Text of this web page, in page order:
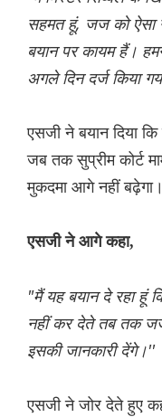
सहमत हूं, जज को ऐसा
बयान पर कायम हैं।
अगले दिन दर्ज किया
एसजी ने बयान दिया
जब तक सुप्रीम कोर्ट
मुकदमा आगे नहीं बढ़ेगा।
एसजी ने आगे कहा,
"मैं यह बयान दे रहा हूं
नहीं कर देते तब तक
इसकी जानकारी देंगे।''
एसजी ने जोर देते हुए